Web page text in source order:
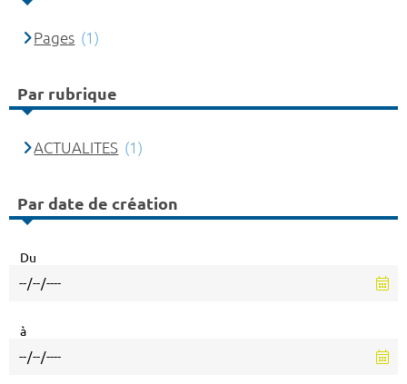
Pages (1)
Par rubrique
ACTUALITES (1)
Par date de création
Du
à